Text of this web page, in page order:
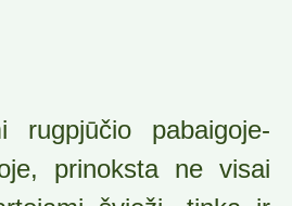
rugpjūčio pabaigoje-
prinoksta ne visai